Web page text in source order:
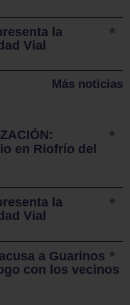
la
Vial
Más noticias
en Riofrío del
la
Vial
a Guarinos
con los vecinos